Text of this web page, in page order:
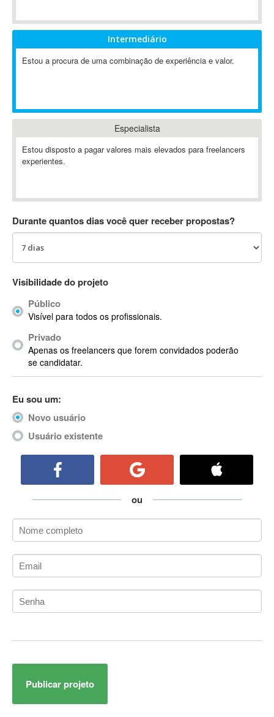
Abaqus
ABIS
AbleCommerce
Ableton Push
Abstract Window Toolkit (AWT)
Absynth
AC3
AccountMate
ACDSee
Acrobat X
Acronis
ACT
Actian
ActionScript 3
Active Directory
ActiveCollab
ActiveX Data Objects (ADO)
Ada
Adianti Framework
Administração
Administração de Artistas e Repertórios
Administração de Banco de Dados
Administração de Redes
Administração PostgreSQL
ADO.NET
Adobe AIR
Adobe Audition
Intermediário
Estou a procura de uma combinação de experiência e valor.
Especialista
Estou disposto a pagar valores mais elevados para freelancers
experientes.
Durante quantos dias você quer receber propostas?
Visibilidade do projeto
Público
Visível para todos os profissionais.
Privado
Apenas os freelancers que forem convidados poderão
se candidatar.
Eu sou um:
Novo usuário
Usuário existente
ou
Publicar projeto